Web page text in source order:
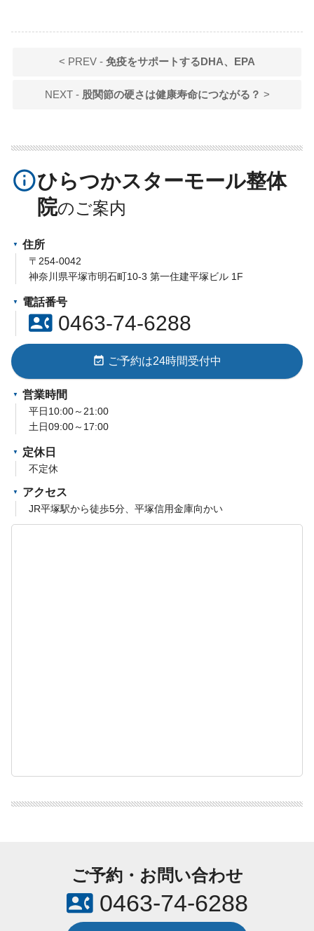
< PREV - 免疫をサポートするDHA、EPA
NEXT - 股関節の硬さは健康寿命につながる？ >
info_outlineひらつかスターモール整体
院
住所
〒254-0042
神奈川県平塚市明石町10-3 第一住建平塚ビル 1F
電話番号
contact_phone0463-74-6288
event_available ご予約は24時間受付中
営業時間
平日10:00～21:00
土日09:00～17:00
定休日
不定休
アクセス
JR平塚駅から徒歩5分、平塚信用金庫向かい
ご予約・お問い合わせ
contact_phone0463-74-6288